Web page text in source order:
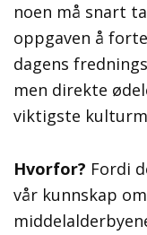
noen må snart
oppgaven å
dagens
men direkte
viktigste
Hvorfor? Fordi
vår kunnskap